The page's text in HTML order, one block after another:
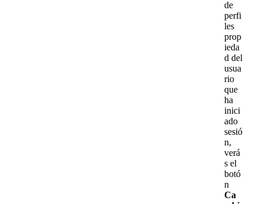
de
perfi
les
prop
ieda
d del
usua
rio
que
ha
inici
ado
sesió
n,
verá
s el
botó
n
Ca